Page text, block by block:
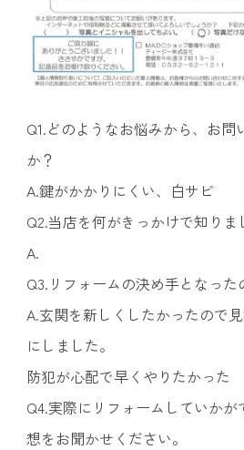
Q1.どのようなお悩みから、お問
か？
A.鍵がかかりにくい、白サビ
Q2.当店を何がきっかけで知りま
A.
Q3.リフォームの決め手となった
A.玄関を新しくしたかったので
にしました。
防犯が心配で早くやりたかった
Q4.実際にリフォームしていか
想をお聞かせください。